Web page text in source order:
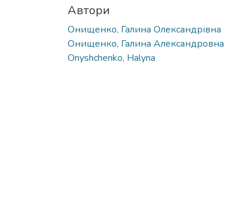
Автори
Онищенко, Галина Олександрівна
Онищенко, Галина Александровна
Onyshchenko, Halyna